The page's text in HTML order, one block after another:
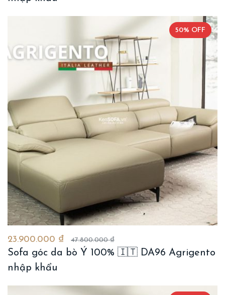
50% OFF
23.900.000 ₫ 47.800.000 ₫
Sofa góc da bò Ý 100% 🇮🇹 DA96 Agrigento
nhập khẩu